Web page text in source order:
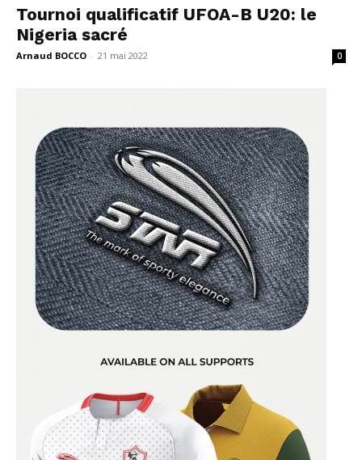
Tournoi qualificatif UFOA-B U20: le
Nigeria sacré
Arnaud BOCCO - 21 mai 2022 0